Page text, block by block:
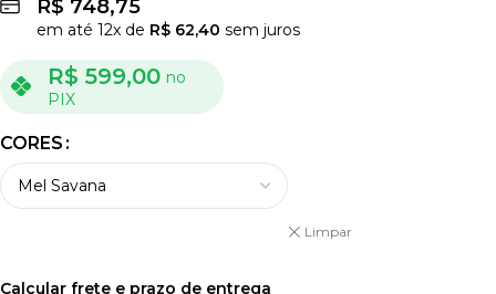
R$ 748,75
em até 12x de R$ 62,40 sem juros
R$ 599,00 no
PIX
CORES
Limpar
Calcular frete e prazo de entrega